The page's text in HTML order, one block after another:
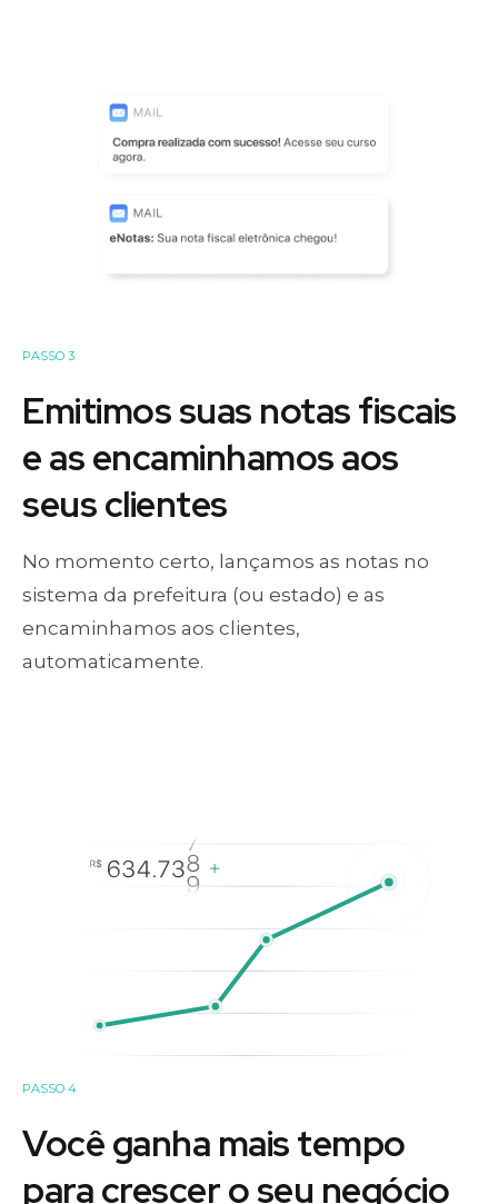
PASSO 3
Emitimos suas notas fiscais
e as encaminhamos aos
seus clientes
No momento certo, lançamos as notas no
sistema da prefeitura (ou estado) e as
encaminhamos aos clientes,
automaticamente.
PASSO 4
Você ganha mais tempo
para crescer o seu negócio